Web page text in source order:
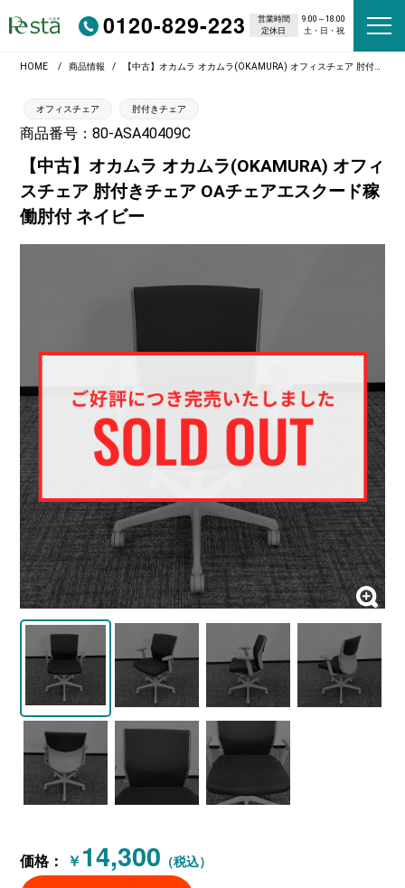
0120-829-223 営業時間
9:00～18:00
定休日
土・日・祝
HOME 商品情報 【中古】オカムラ オカムラ(OKAMURA) オフィスチェア 肘付きチェア OAチェアエスクード稼働肘付 ネイビー
オフィスチェア 肘付きチェア
商品番号：80-ASA40409C
【中古】オカムラ オカムラ(OKAMURA) オフィ
スチェア 肘付きチェア OAチェアエスクード稼
働肘付 ネイビー
価格： ￥ 14,300 （税込）